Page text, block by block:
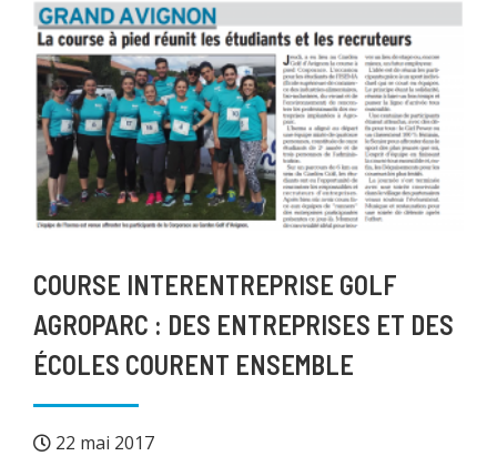
COURSE INTERENTREPRISE GOLF
AGROPARC : DES ENTREPRISES ET DES
ÉCOLES COURENT ENSEMBLE
22 mai 2017